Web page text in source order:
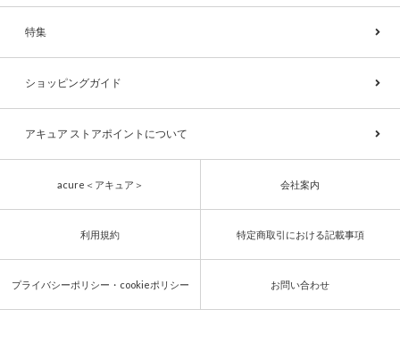
特集
ショッピングガイド
アキュア ストアポイントについて
acure＜アキュア＞ 会社案内
利用規約 特定商取引における記載事項
プライバシーポリシー・cookieポリシー お問い合わせ